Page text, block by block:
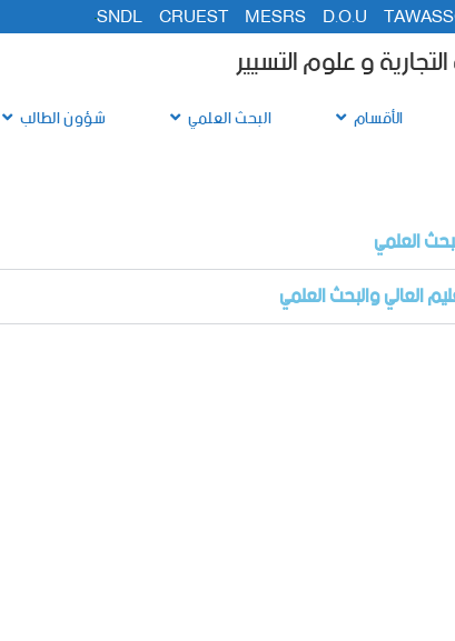
D.O.U
MESRS
CRUEST
SNDL
و علوم التسيير
الأقسام البحث العلمي شؤون الطالب
العلمي
العالي والبحث العلمي